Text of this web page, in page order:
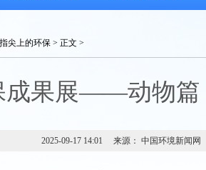
指尖上的环保 > 正文 >
成果展——动物篇
2025-09-17 14:01 来源： 中国环境新闻网